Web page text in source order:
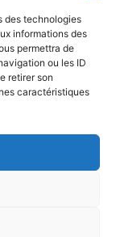
des technologies
informations des
permettra de
ou les ID
retirer son
caractéristiques
à 18h
à 19h